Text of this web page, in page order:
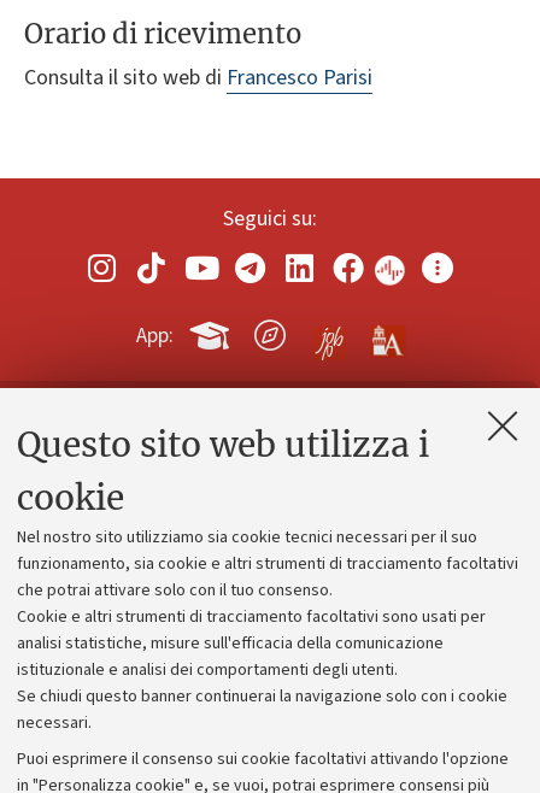
Questo sito web utilizza i
cookie
Nel nostro sito utilizziamo sia cookie tecnici necessari per il suo
funzionamento, sia cookie e altri strumenti di tracciamento facoltativi
che potrai attivare solo con il tuo consenso.
Cookie e altri strumenti di tracciamento facoltativi sono usati per
analisi statistiche, misure sull'efficacia della comunicazione
istituzionale e analisi dei comportamenti degli utenti.
Se chiudi questo banner continuerai la navigazione solo con i cookie
necessari.
Puoi esprimere il consenso sui cookie facoltativi attivando l'opzione
in "Personalizza cookie" e, se vuoi, potrai esprimere consensi più
Orario di ricevimento
Consulta il sito web di Francesco Parisi
Seguici su:
App:
Contatti e PEC
Alumni community
Piano strategico
Bilanci
Donazioni e 5x1000
Bandi, gare e concorsi